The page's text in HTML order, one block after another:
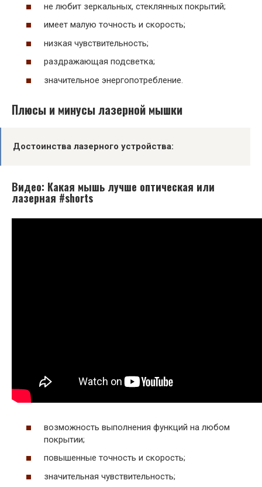
не любит зеркальных, стеклянных покрытий;
имеет малую точность и скорость;
низкая чувствительность;
раздражающая подсветка;
значительное энергопотребление.
Плюсы и минусы лазерной мышки
Достоинства лазерного устройства:
Видео: Какая мышь лучше оптическая или
лазерная #shorts
возможность выполнения функций на любом
покрытии;
повышенные точность и скорость;
значительная чувствительность;